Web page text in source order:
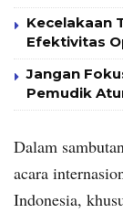
Kecelakaan
Efektivitas
Jangan
Pemudik
Dalam
acara
Indonesia,